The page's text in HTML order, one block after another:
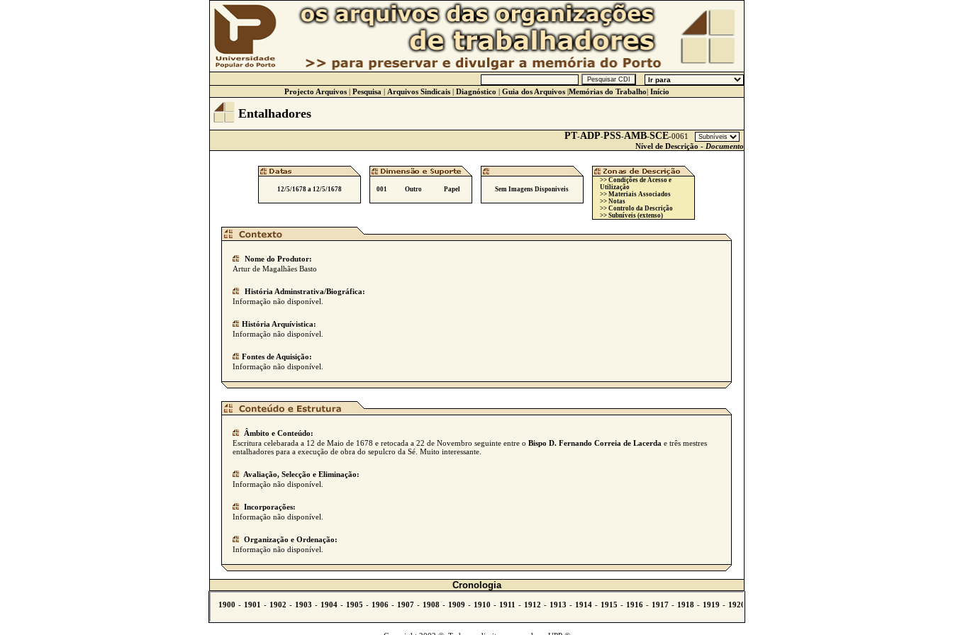
Projecto Arquivos| Pesquisa | Arquivos Sindicais| Diagnóstico | Guia dos Arquivos|Memórias do Trabalho| Início
Entalhadores
PT-ADP-PSS-AMB-SCE-0061
Nível de Descrição - Documento
12/5/1678 a 12/5/1678 001 Outro Papel Sem Imagens Disponiveis
>> Condições de Acesso e
Utilização
>> Materiais Associados
>> Notas
>> Controlo da Descrição
>> Subníveis (extenso)
Nome do Produtor:
Artur de Magalhães Basto
História Adminstrativa/Biográfica:
Informação não disponível.
História Arquívistica:
Informação não disponível.
Fontes de Aquisição:
Informação não disponível.
Âmbito e Conteúdo:
Escritura celebarada a 12 de Maio de 1678 e retocada a 22 de Novembro seguinte entre o Bispo D. Fernando Correia de Lacerda e três mestres
entalhadores para a execução de obra do sepulcro da Sé. Muito interessante.
Avaliação, Selecção e Eliminação:
Informação não disponível.
Incorporações:
Informação não disponível.
Organização e Ordenação:
Informação não disponível.
Cronologia